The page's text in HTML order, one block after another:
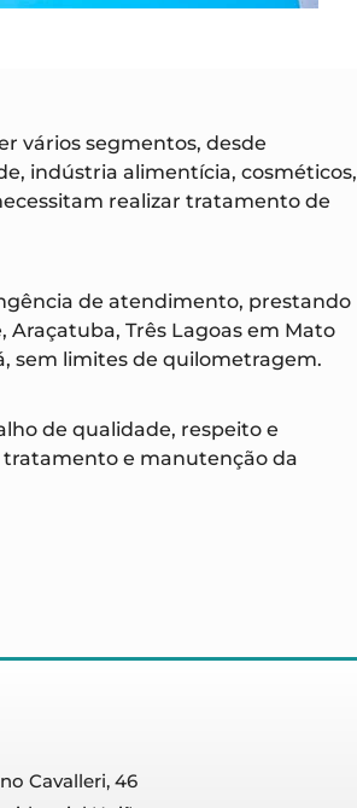
vários segmentos, desde
indústria alimentícia, cosméticos,
realizar tratamento de
de atendimento, prestando
Três Lagoas em Mato
sem limites de quilometragem.
de qualidade, respeito e
e manutenção da
Cavalleri, 46